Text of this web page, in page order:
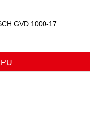
GVD 1000-17